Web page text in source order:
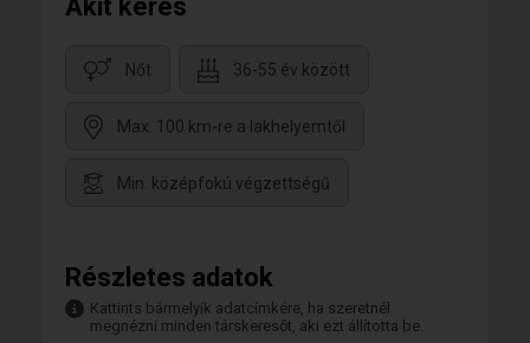
Akit keres
Nőt 36-55 év között
Max. 100 km-re a lakhelyemtől
Min. középfokú végzettségű
Részletes adatok
Kattints bármelyik adatcímkére, ha szeretnél
megnézni minden társkeresőt, aki ezt állította be.